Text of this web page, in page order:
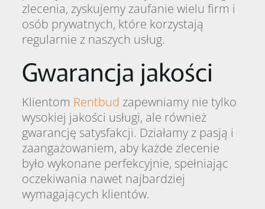
zlecenia, zyskujemy zaufanie wielu firm i
osób prywatnych, które korzystają
regularnie z naszych usług.
Gwarancja jakości
Klientom Rentbud zapewniamy nie tylko
wysokiej jakości usługi, ale również
gwarancję satysfakcji. Działamy z pasją i
zaangażowaniem, aby każde zlecenie
było wykonane perfekcyjnie, spełniając
oczekiwania nawet najbardziej
wymagających klientów.